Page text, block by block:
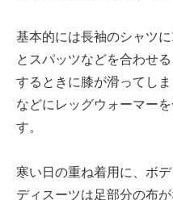
基本的には長袖のシャツ
とスパッツなどを合わせ
するときに膝が滑ってし
などにレッグウォーマー
す。
寒い日の重ね着用に、ボ
ディスーツは足部分の布